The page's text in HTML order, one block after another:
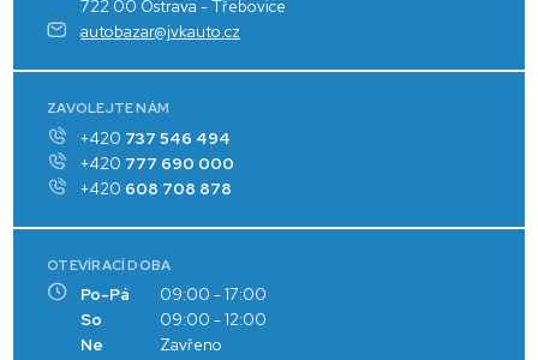
722 00 Ostrava - Třebovice
autobazar@jvkauto.cz
ZAVOLEJTE NÁM
+420 737 546 494
+420 777 690 000
+420 608 708 878
OTEVÍRACÍ DOBA
Po-Pá
09:00 - 17:00
So
09:00 - 12:00
Ne
Zavřeno